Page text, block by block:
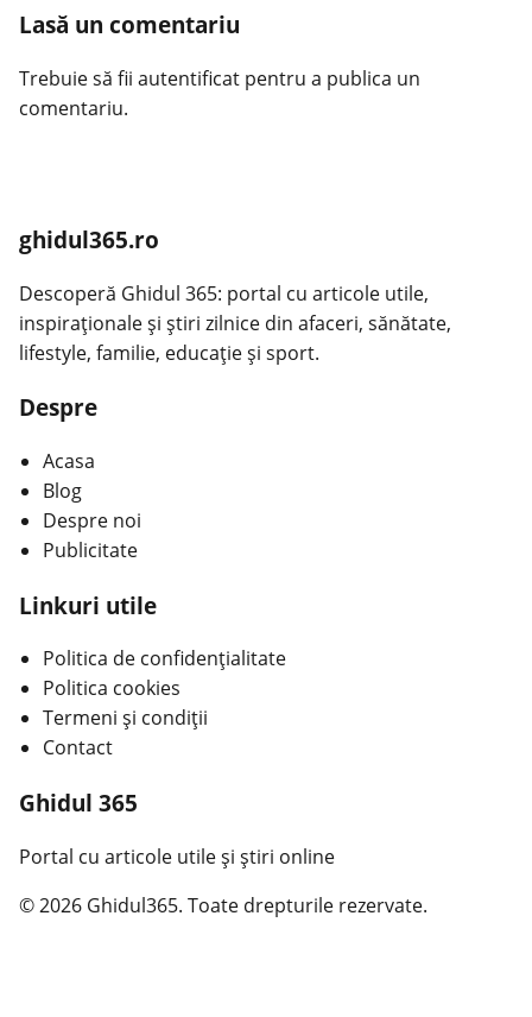
Lasă un comentariu
Trebuie să fii autentificat pentru a publica un
comentariu.
ghidul365.ro
Descoperă Ghidul 365: portal cu articole utile,
inspiraționale și știri zilnice din afaceri, sănătate,
lifestyle, familie, educație și sport.
Despre
Acasa
Blog
Despre noi
Publicitate
Linkuri utile
Politica de confidențialitate
Politica cookies
Termeni și condiții
Contact
Ghidul 365
Portal cu articole utile și știri online
© 2026 Ghidul365. Toate drepturile rezervate.